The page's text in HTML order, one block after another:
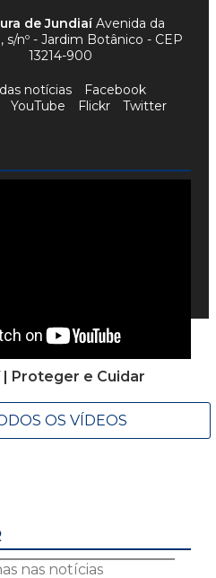
| Proteger e Cuidar
OS VÍDEOS
de JundiaíAvenida da
s/nº - Jardim Botânico - CEP
13214-900
notícias
Facebook
YouTube Flickr Twitter